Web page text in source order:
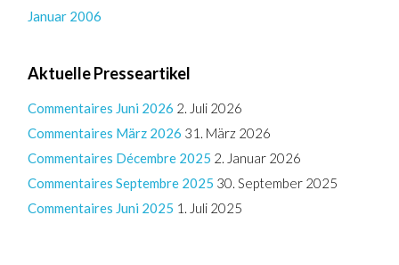
Januar 2006
Aktuelle Presseartikel
Commentaires Juni 2026 2. Juli 2026
Commentaires März 2026 31. März 2026
Commentaires Décembre 2025 2. Januar 2026
Commentaires Septembre 2025 30. September 2025
Commentaires Juni 2025 1. Juli 2025